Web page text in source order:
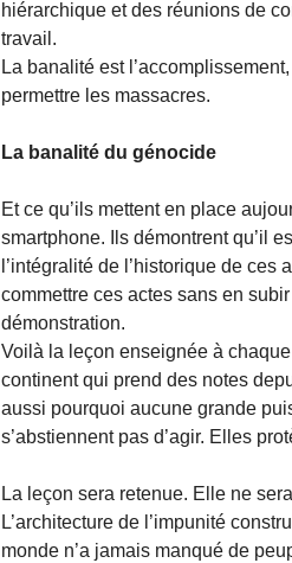
hiérarchique et des réunions de
travail.
La banalité est
permettre les massacres.
La banalité du génocide
Et ce qu’ils mettent en place
smartphone. Ils démontrent qu’il
l’intégralité de l’historique de
commettre ces actes sans en
démonstration.
Voilà la leçon enseignée à
continent qui prend des notes
aussi pourquoi aucune grande
s’abstiennent pas d’agir. Elles
La leçon sera retenue. Elle ne
L’architecture de l’impunité
monde n’a jamais manqué de